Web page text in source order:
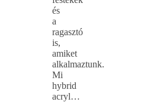
és
a
ragasztó
is,
amiket
alkalmaztunk.
Mi
hybrid
acryl…